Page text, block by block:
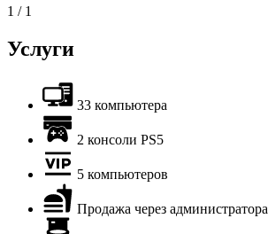
1 / 1
Услуги
33 компьютера
2 консоли PS5
5 компьютеров
Продажа через администратора